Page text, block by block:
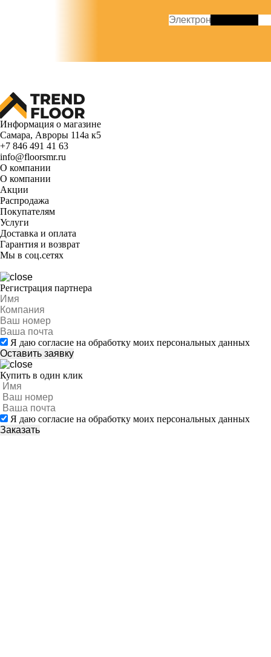
Информация о магазине
Самара, Авроры 114а к5
+7 846 491 41 63
info@floorsmr.ru
О компании
О компании
Акции
Распродажа
Покупателям
Услуги
Доставка и оплата
Гарантия и возврат
Мы в соц.сетях
Регистрация партнера
Я даю согласие на обработку моих персональных данных
Купить в один клик
Я даю согласие на обработку моих персональных данных